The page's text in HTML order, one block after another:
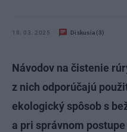
18. 03. 2025 Diskusia (3)
Návodov na čistenie
z nich odporúčajú
ekologický spôsob s
a pri správnom